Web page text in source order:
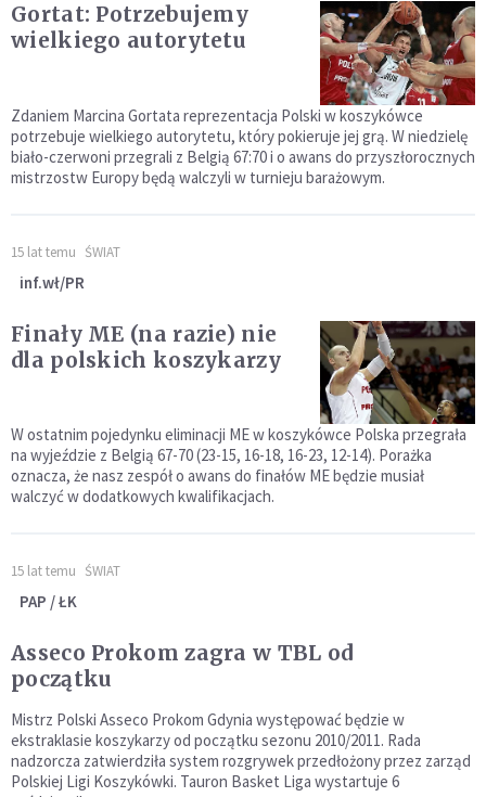
Gortat: Potrzebujemy
wielkiego autorytetu
Zdaniem Marcina Gortata reprezentacja Polski w koszykówce
potrzebuje wielkiego autorytetu, który pokieruje jej grą. W niedzielę
biało-czerwoni przegrali z Belgią 67:70 i o awans do przyszłorocznych
mistrzostw Europy będą walczyli w turnieju barażowym.
15 lat temu ŚWIAT
inf.wł/PR
Finały ME (na razie) nie
dla polskich koszykarzy
W ostatnim pojedynku eliminacji ME w koszykówce Polska przegrała
na wyjeździe z Belgią 67-70 (23-15, 16-18, 16-23, 12-14). Porażka
oznacza, że nasz zespół o awans do finałów ME będzie musiał
walczyć w dodatkowych kwalifikacjach.
15 lat temu ŚWIAT
PAP / ŁK
Asseco Prokom zagra w TBL od
początku
Mistrz Polski Asseco Prokom Gdynia występować będzie w
ekstraklasie koszykarzy od początku sezonu 2010/2011. Rada
nadzorcza zatwierdziła system rozgrywek przedłożony przez zarząd
Polskiej Ligi Koszykówki. Tauron Basket Liga wystartuje 6